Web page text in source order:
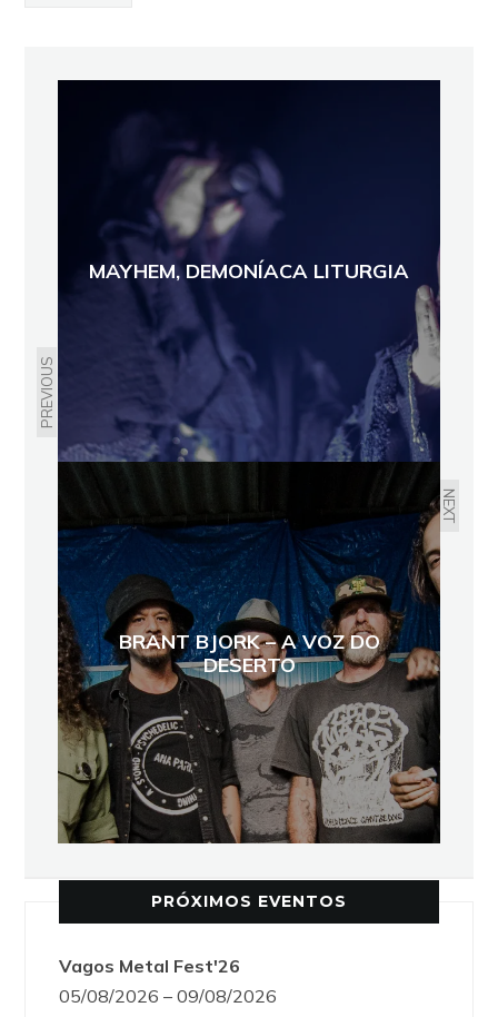
PREVIOUS
MAYHEM, DEMONÍACA LITURGIA
NEXT
BRANT BJORK – A VOZ DO
DESERTO
PRÓXIMOS EVENTOS
Vagos Metal Fest'26
05/08/2026 – 09/08/2026